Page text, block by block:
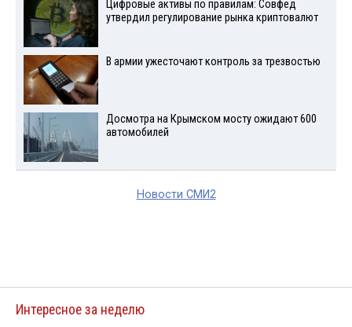
Цифровые активы по правилам: Совфед
утвердил регулирование рынка криптовалют
В армии ужесточают контроль за трезвостью
Досмотра на Крымском мосту ожидают 600
автомобилей
Новости СМИ2
Интересное за неделю